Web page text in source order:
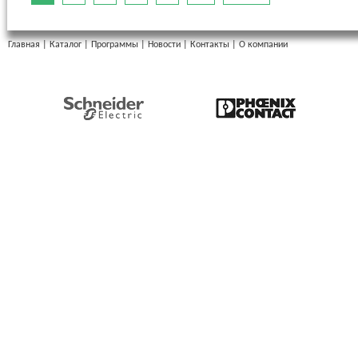
Главная | Каталог | Программы | Новости | Контакты | О компании